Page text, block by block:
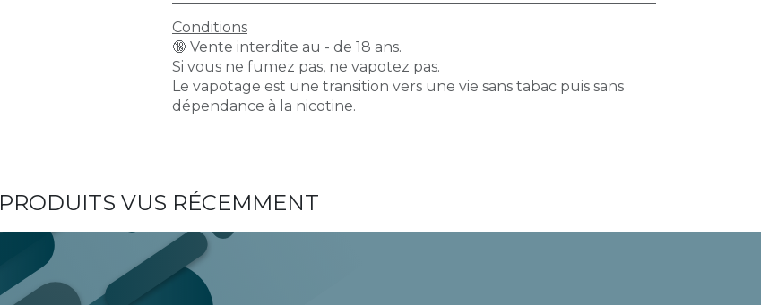
Conditions
🔞 Vente interdite au - de 18 ans.
Si vous ne fumez pas, ne vapotez pas.
Le vapotage est une transition vers une vie sans tabac puis sans
dépendance à la nicotine.
PRODUITS VUS RÉCEMMENT